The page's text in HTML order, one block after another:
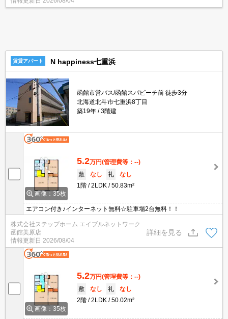
賃貸アパート N happiness七重浜
函館市営バス/函館スパビーチ前 徒歩3分
北海道北斗市七重浜8丁目
築19年
3階建
画像：35枚
5.2万円(管理費等：--)
敷
なし 礼
なし
1階
2LDK 50.83m²
エアコン付き♪インターネット無料☆駐車場2台無料！！
株式会社ステップホーム エイブルネットワーク
函館美原店
情報更新日 2026/08/04
詳細を見る
画像：35枚
5.2万円(管理費等：--)
敷
なし 礼
なし
2階
2LDK 50.02m²